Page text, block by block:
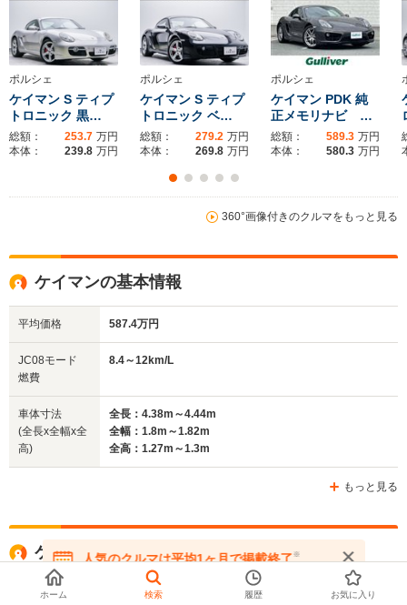
サイズ
(全長x全幅x全高)
燃費
駆動方式
全幅
1.8m
全長
4.37m～4.41m
ホイールベース
-m
1.8m～1.83m
全長
4.38m～4.46m
ホイールベース
-m
└市街地:6.0～
└郊外:9.3～11.7km/L
-
ホイー
ポルシェ
ケイマン S ティプ
トロニック 黒…
総額： 253.7 万円
本体：
239.8 万円
ポルシェ
ケイマン S ティプ
トロニック ベ…
総額： 279.2 万円
本体：
269.8 万円
ポルシェ
ケイマン PDK 純
正メモリナビ …
総額： 589.3 万円
本体：
580.3 万円
360°画像付きのクルマをもっと見る
ケイマンの基本情報
平均価格 587.4万円
JC08モード
燃費
8.4～12km/L
車体寸法
(全長x全幅x全
高)
全長：4.38m～4.44m
全幅：1.8m～1.82m
全高：1.27m～1.3m
もっと見る
ケイマンに関するクチコミ・評価
総合評価
人気のクルマは平均1ヶ月で掲載終了※
在庫が無くなる前にお問い合わせください
ホーム 検索 履歴 お気に入り